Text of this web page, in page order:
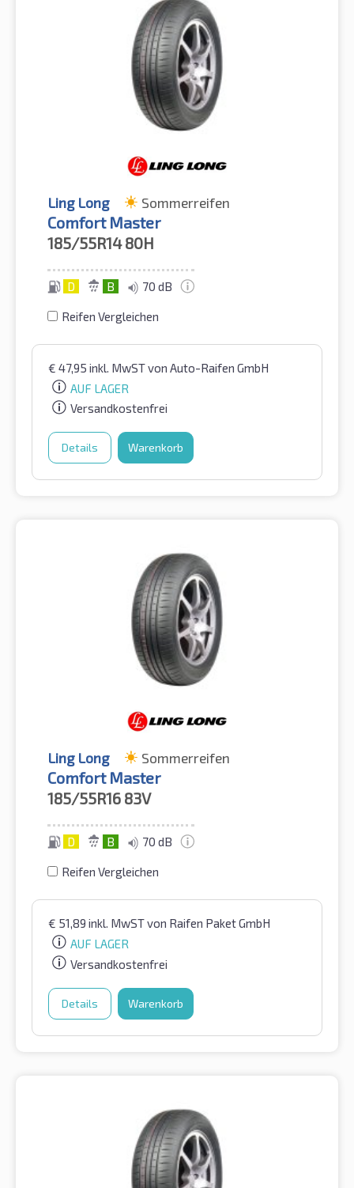
Ling Long Sommerreifen
Comfort Master
185/55R14 80H
D B 70 dB
Reifen Vergleichen
€ 47,95 inkl. MwSTvon Auto-Raifen GmbH
AUF LAGER
Versandkostenfrei
Details Warenkorb
Ling Long Sommerreifen
Comfort Master
185/55R16 83V
D B 70 dB
Reifen Vergleichen
€ 51,89 inkl. MwSTvon Raifen Paket GmbH
AUF LAGER
Versandkostenfrei
Details Warenkorb